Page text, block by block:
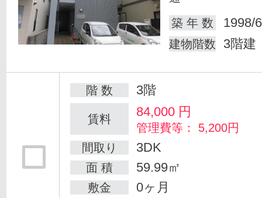
築 年 数
1998/
建物階数 3階建
階 数 3階
賃料 84,000 円
管理費等： 5,200円
間取り
3DK
面 積 59.99㎡
敷金 0ヶ月